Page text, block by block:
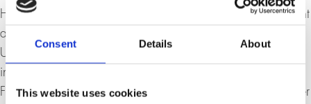
Consent Details About
This website uses cookies
Hans-Werner Sinn, geboren 1948, ist emeritierter Präsident
am ifo Institut und Professor an der Ludwig-Maximilians-
Universität München. Er gründete und leitete das
internationale CESifo-Forschernetzwerk und das
Forschungsinstitut CES. In den letzten Jahren beschäftigte er